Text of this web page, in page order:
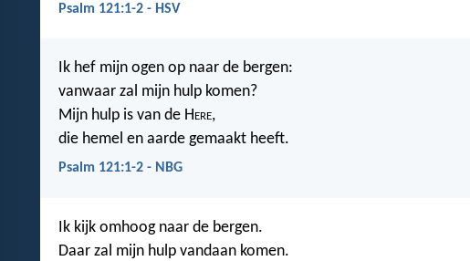
Psalm 121:1-2 - HSV
Ik hef mijn ogen op naar de bergen:
vanwaar zal mijn hulp komen?
Mijn hulp is van de Here,
die hemel en aarde gemaakt heeft.
Psalm 121:1-2 - NBG
Ik kijk omhoog naar de bergen.
Daar zal mijn hulp vandaan komen.